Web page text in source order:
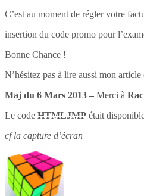
C’est au moment de régler votre
insertion du code promo pour
Bonne Chance !
N’hésitez pas à lire aussi mon
Maj du 6 Mars 2013 – Merci à
Le code HTMLJMP était
cf la capture d’écran